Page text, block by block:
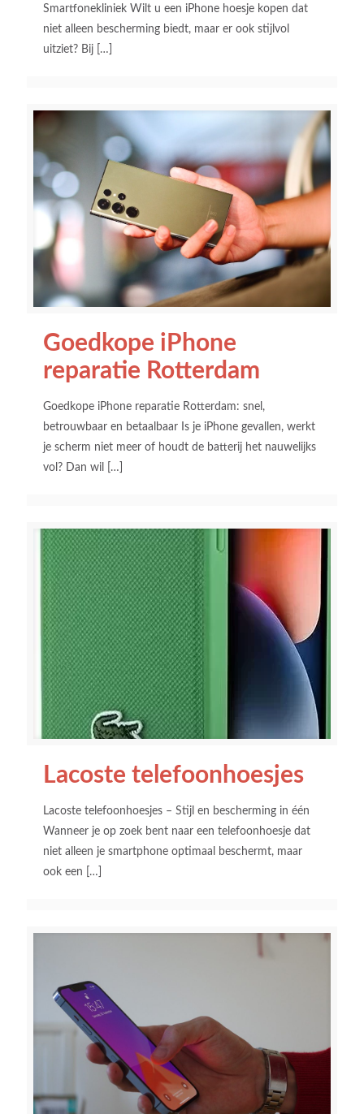
Smartfonekliniek Wilt u een iPhone hoesje kopen dat
niet alleen bescherming biedt, maar er ook stijlvol
uitziet? Bij […]
Goedkope iPhone
reparatie Rotterdam
Goedkope iPhone reparatie Rotterdam: snel,
betrouwbaar en betaalbaar Is je iPhone gevallen, werkt
je scherm niet meer of houdt de batterij het nauwelijks
vol? Dan wil
[…]
Lacoste telefoonhoesjes
Lacoste telefoonhoesjes – Stijl en bescherming in één
Wanneer je op zoek bent naar een telefoonhoesje dat
niet alleen je smartphone optimaal beschermt, maar
ook een […]